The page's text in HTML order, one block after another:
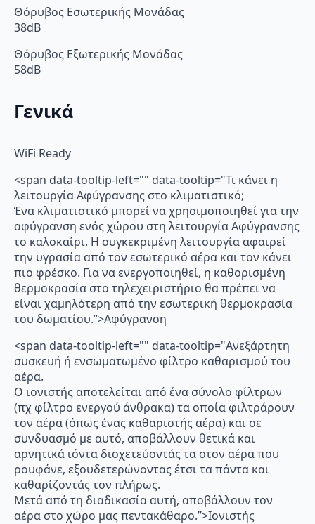
Θόρυβος Εσωτερικής Μονάδας
38dB
Θόρυβος Εξωτερικής Μονάδας
58dB
Γενικά
WiFi Ready
<span data-tooltip-left="" data-tooltip="Τι κάνει η
λειτουργία Αφύγρανσης στο κλιματιστικό;
Ένα κλιματιστικό μπορεί να χρησιμοποιηθεί για την
αφύγρανση ενός χώρου στη λειτουργία Αφύγρανσης
το καλοκαίρι. Η συγκεκριμένη λειτουργία αφαιρεί
την υγρασία από τον εσωτερικό αέρα και τον κάνει
πιο φρέσκο. Για να ενεργοποιηθεί, η καθορισμένη
θερμοκρασία στο τηλεχειριστήριο θα πρέπει να
είναι χαμηλότερη από την εσωτερική θερμοκρασία
του δωματίου.”>Αφύγρανση
<span data-tooltip-left="" data-tooltip="Ανεξάρτητη
συσκευή ή ενσωματωμένο φίλτρο καθαρισμού του
αέρα.
Ο ιονιστής αποτελείται από ένα σύνολο φίλτρων
(πχ φίλτρο ενεργού άνθρακα) τα οποία φιλτράρουν
τον αέρα (όπως ένας καθαριστής αέρα) και σε
συνδυασμό με αυτό, αποβάλλουν θετικά και
αρνητικά ιόντα διοχετεύοντάς τα στον αέρα που
ρουφάνε, εξουδετερώνοντας έτσι τα πάντα και
καθαρίζοντάς τον πλήρως.
Μετά από τη διαδικασία αυτή, αποβάλλουν τον
αέρα στο χώρο μας πεντακάθαρο.”>Ιονιστής